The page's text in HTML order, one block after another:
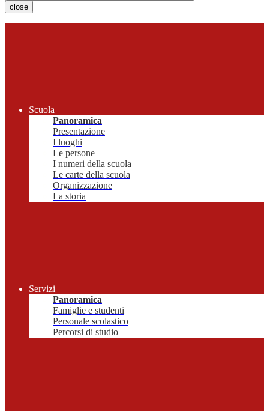
close
Scuola
Panoramica
Presentazione
I luoghi
Le persone
I numeri della scuola
Le carte della scuola
Organizzazione
La storia
Servizi
Panoramica
Famiglie e studenti
Personale scolastico
Percorsi di studio